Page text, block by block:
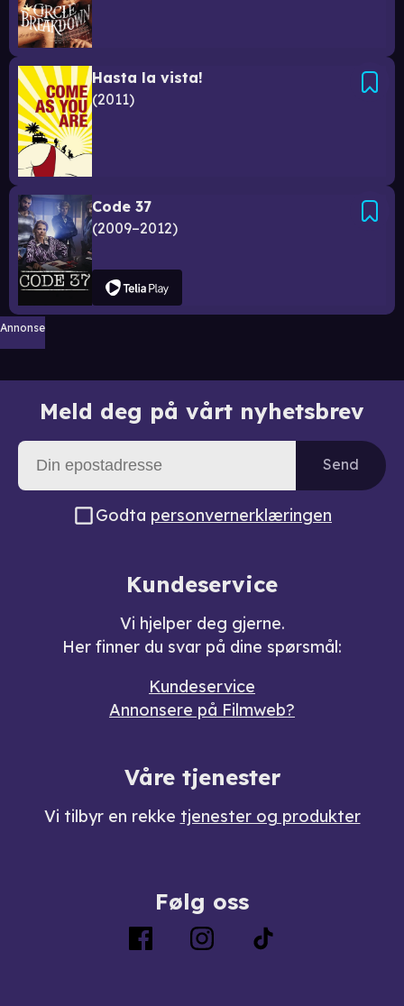
Hasta la vista!
2011
Code 37
2009–2012
Annonse
Meld deg på vårt nyhetsbrev
Send
Godta personvernerklæringen
Kundeservice
Vi hjelper deg gjerne.
Her finner du svar på dine spørsmål:
Kundeservice
Annonsere på Filmweb?
Våre tjenester
Vi tilbyr en rekke tjenester og produkter
Følg oss